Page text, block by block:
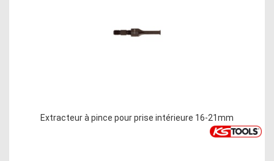
Extracteur à pince pour prise intérieure 16-21mm